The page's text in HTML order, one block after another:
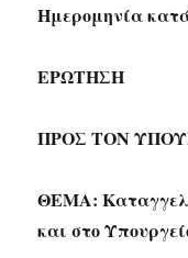
Ημερομηνία
ΕΡΩΤΗΣΗ
ΠΡΟΣ ΤΟΝ
ΘΕΜΑ:
και στο